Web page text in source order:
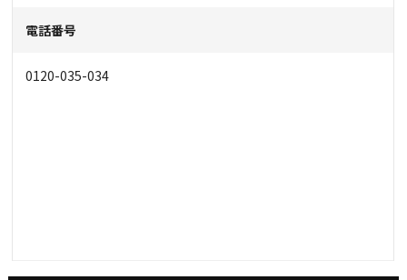
電話番号
0120-035-034